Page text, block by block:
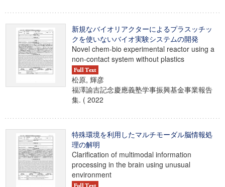
新規なバイオリアクターによるプラスッチッ
クを使いないバイオ実験システムの開発
Novel chem-bio experimental reactor using a
non-contact system without plastics
松原, 輝彦
福澤諭吉記念慶應義塾学事振興基金事業報告
集. ( 2022
特殊環境を利用したマルチモーダル脳情報処
理の解明
Clarification of multimodal information
processing in the brain using unusual
environment